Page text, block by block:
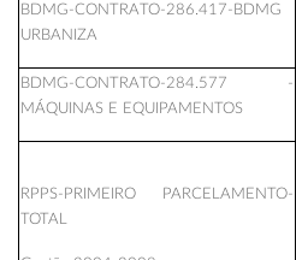
BDMG-CONTRATO-286.417-BDMG
URBANIZA
BDMG-CONTRATO-284.577 -
MÁQUINAS E EQUIPAMENTOS
RPPS-PRIMEIRO PARCELAMENTO-
TOTAL